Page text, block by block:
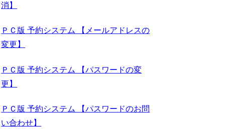
消】
ＰＣ版 予約システム 【メールアドレスの
変更】
ＰＣ版 予約システム 【パスワードの変
更】
ＰＣ版 予約システム 【パスワードのお問
い合わせ】